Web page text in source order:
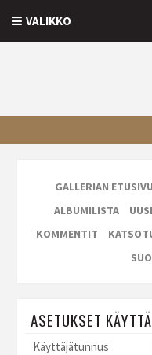
VALIKKO
GALLERIAN ETUSIVU
ALBUMILISTA
KOMMENTIT
ASETUKSET
Käyttäjätunnus